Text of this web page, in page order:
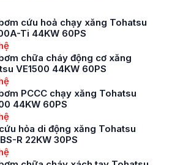
cứu hoả chạy xăng Tohatsu
Ti 44KW 60PS
chữa cháy động cơ xăng
VE1500 44KW 60PS
PCCC chạy xăng Tohatsu
44KW 60PS
hỏa di động xăng Tohatsu
R 22KW 30PS